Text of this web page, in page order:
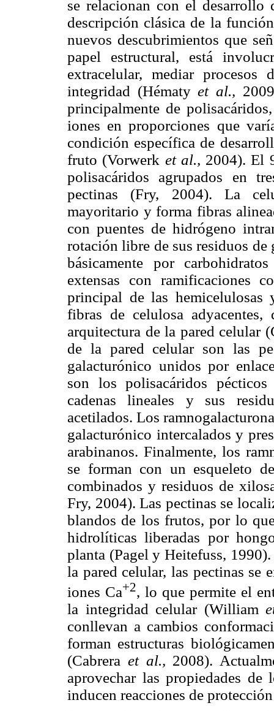
se relacionan con el
descripción clásica de la
nuevos descubrimientos que
papel estructural, está
extracelular, mediar
integridad (Hématyet al.,
principalmente de
iones en proporciones que
condición específica de
fruto (Vorwerk et al., 2004). El
polisacáridos agrupados en
pectinas (Fry, 2004). La
mayoritario y forma fibras
con puentes de hidrógeno
rotación libre de sus residuos
básicamente por
extensas con ramificaciones
principal de las hemicelulosas
fibras de celulosa
arquitectura de la pared celular
de la pared celular son las
galacturónico unidos por
son los polisacáridos
cadenas lineales y sus
acetilados. Los
galacturónico intercalados y
arabinanos. Finalmente, los
se forman con un esqueleto
combinados y residuos de
Fry, 2004). Las pectinas se
blandos de los frutos, por lo
hidrolíticas liberadas por
planta (Pagel y Heitefuss,
la pared celular, las pectinas se
iones Ca+2, lo que permite el
la integridad celular (William
conllevan a cambios
forman estructuras
(Cabrera et al., 2008).
aprovechar las propiedades
inducen reacciones de